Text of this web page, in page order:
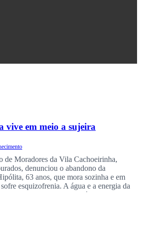
vive em meio a sujeira
de Moradores da Vila Cachoeirinha,
denunciou o abandono da
63 anos, que mora sozinha e em
esquizofrenia. A água e a energia da
por falta de pagamento. Fábio Dorta * A
Sílvia…